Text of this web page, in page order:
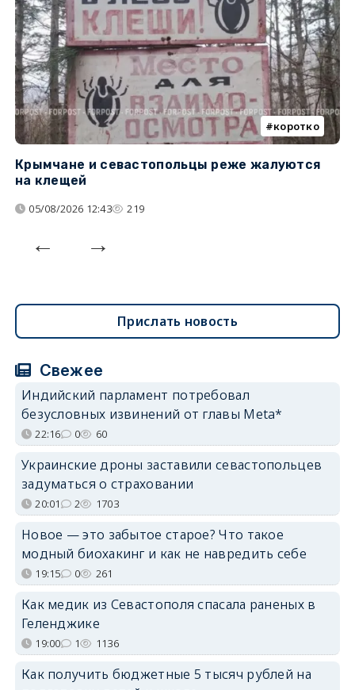
коротко
Крымчане и севастопольцы реже жалуются
на клещей
05/08/2026 12:43 219
Прислать новость
Свежее
Индийский парламент потребовал
безусловных извинений от главы Meta*
22:16 0 60
Украинские дроны заставили севастопольцев
задуматься о страховании
20:01 2 1703
Новое — это забытое старое? Что такое
модный биохакинг и как не навредить себе
19:15 0 261
Как медик из Севастополя спасала раненых в
Геленджике
19:00 1 1136
Как получить бюджетные 5 тысяч рублей на